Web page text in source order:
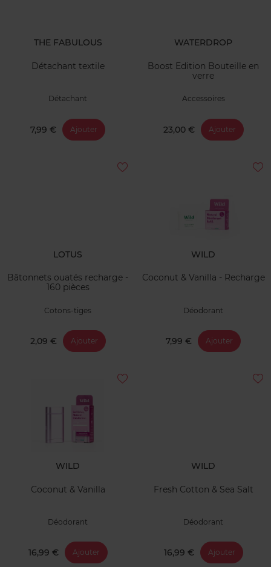
THE FABULOUS
Détachant textile
Détachant
7,99 € Ajouter
WATERDROP
Boost Edition Bouteille en
verre
Accessoires
23,00 € Ajouter
LOTUS
Bâtonnets ouatés recharge -
160 pièces
Cotons-tiges
2,09 € Ajouter
WILD
Coconut & Vanilla - Recharge
Déodorant
7,99 € Ajouter
WILD
Coconut & Vanilla
Déodorant
16,99 € Ajouter
WILD
Fresh Cotton & Sea Salt
Déodorant
16,99 € Ajouter